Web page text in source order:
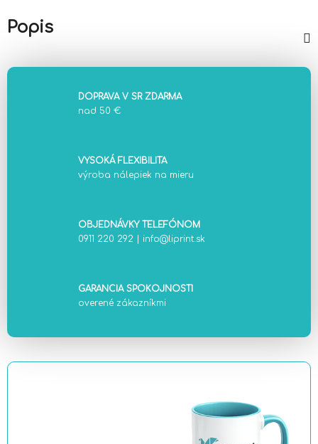
Popis
DOPRAVA V SR ZDARMA
nad 50 €
VYSOKÁ FLEXIBILITA
výroba nálepiek na mieru
OBJEDNÁVKY TELEFÓNOM
0911 220 292
info@liprint.sk
GARANCIA SPOKOJNOSTI
overené zákazníkmi